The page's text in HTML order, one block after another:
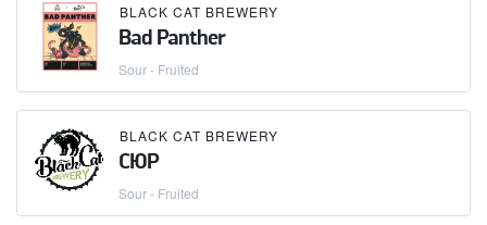
BLACK CAT BREWERY
Bad Panther
Sour - Fruited
BLACK CAT BREWERY
СЮР
Sour - Fruited